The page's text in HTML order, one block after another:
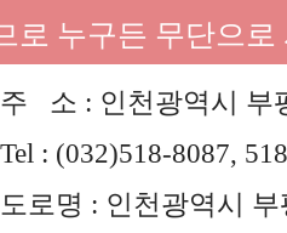
로 누구든 무단으
주 소 : 인천광역시 부
Tel : (032)518-8087,
도로명 : 인천광역시